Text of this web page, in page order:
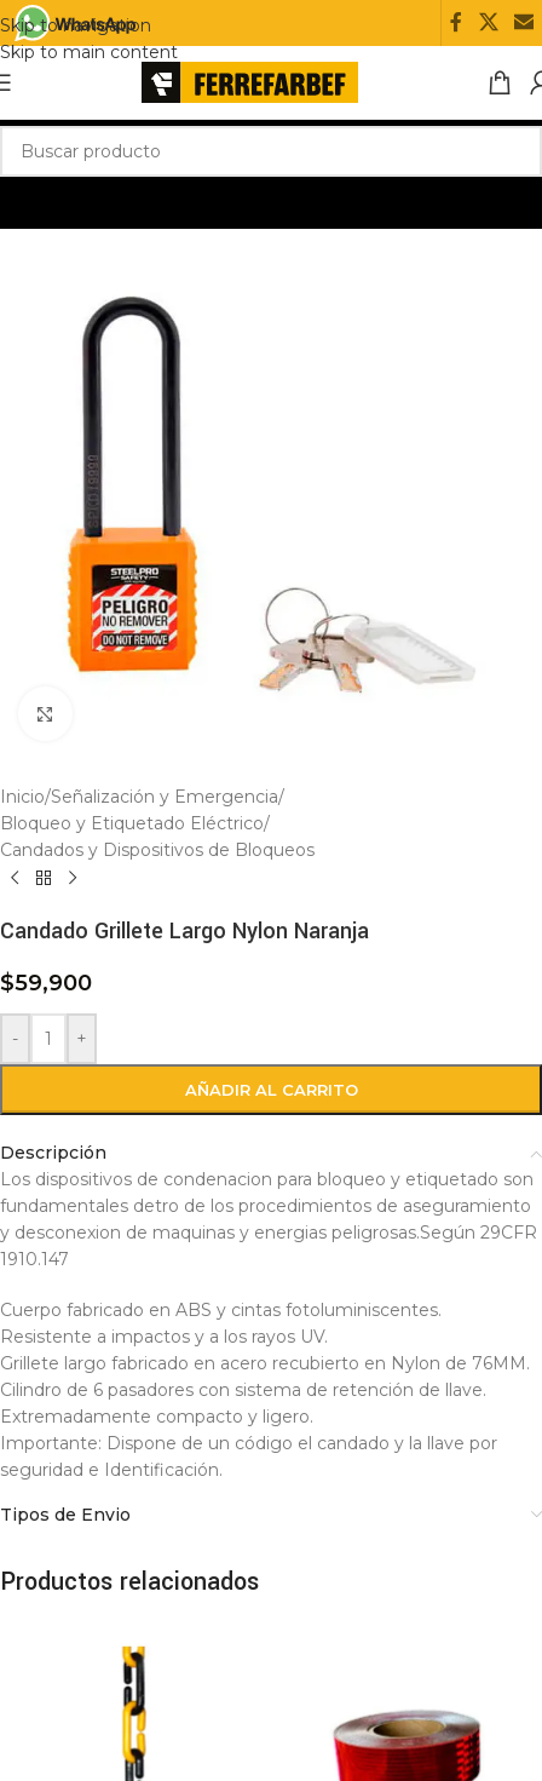
Skip to navigation
Skip to main content
Inicio/Señalización y Emergencia/
Bloqueo y Etiquetado Eléctrico/
Candados y Dispositivos de Bloqueos
Candado Grillete Largo Nylon Naranja
$59,900
- +
AÑADIR AL CARRITO
Descripción
Los dispositivos de condenacion para bloqueo y etiquetado son
fundamentales detro de los procedimientos de aseguramiento
y desconexion de maquinas y energias peligrosas.Según 29CFR
1910.147
Cuerpo fabricado en ABS y cintas fotoluminiscentes.
Resistente a impactos y a los rayos UV.
Grillete largo fabricado en acero recubierto en Nylon de 76MM.
Cilindro de 6 pasadores con sistema de retención de llave.
Extremadamente compacto y ligero.
Importante: Dispone de un código el candado y la llave por
seguridad e Identificación.
Tipos de Envio
Productos relacionados